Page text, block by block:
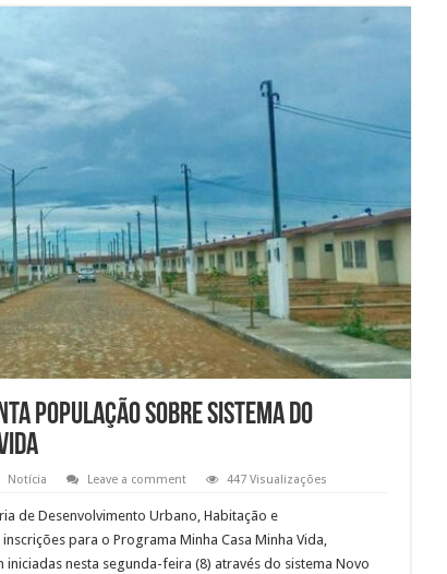
população sobre sistema do
Notícia Leave a comment 447 Visualizações
de Desenvolvimento Urbano, Habitação e
para o Programa Minha Casa Minha Vida,
nesta segunda-feira (8) através do sistema Novo